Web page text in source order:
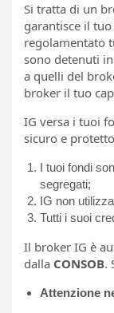
Si tratta di un
garantisce il
regolamentato
sono detenuti
a quelli del
broker il tuo
IG versa i tuoi
sicuro e
I tuoi fondi
segregati;
IG non
Tutti i suoi
Il broker IG è
dalla CONSOB.
Attenzione